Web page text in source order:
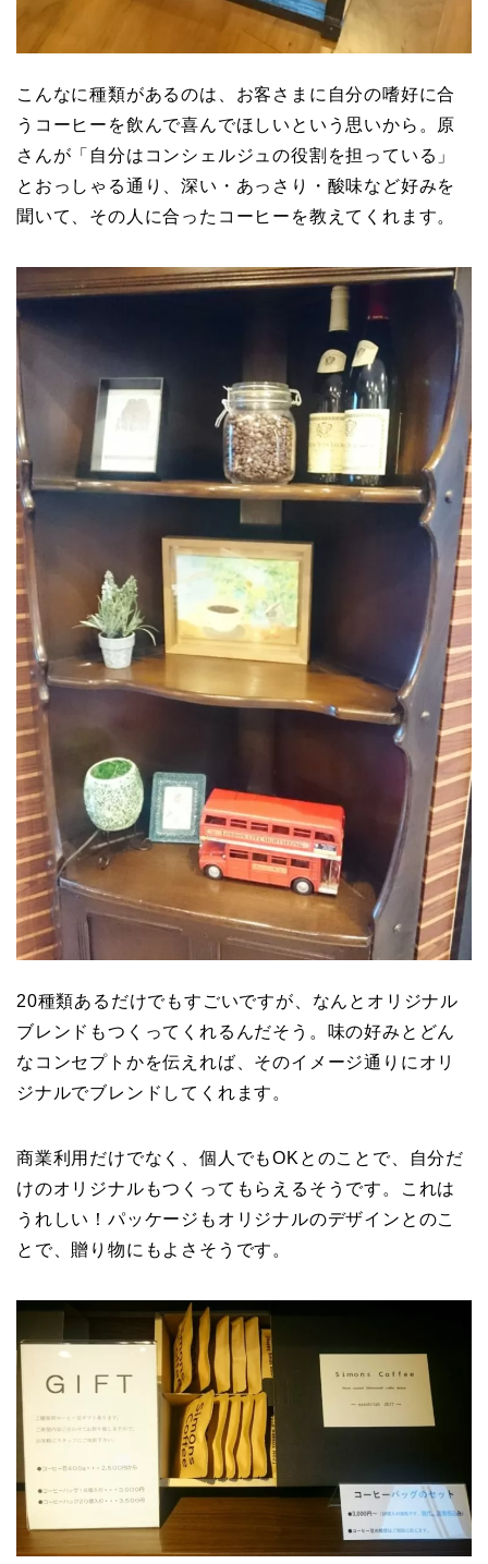
こんなに種類があるのは、お客さまに自分の嗜好に合
うコーヒーを飲んで喜んでほしいという思いから。原
さんが「自分はコンシェルジュの役割を担っている」
とおっしゃる通り、深い・あっさり・酸味など好みを
聞いて、その人に合ったコーヒーを教えてくれます。
20種類あるだけでもすごいですが、なんとオリジナル
ブレンドもつくってくれるんだそう。味の好みとどん
なコンセプトかを伝えれば、そのイメージ通りにオリ
ジナルでブレンドしてくれます。
商業利用だけでなく、個人でもOKとのことで、自分だ
けのオリジナルもつくってもらえるそうです。これは
うれしい！パッケージもオリジナルのデザインとのこ
とで、贈り物にもよさそうです。